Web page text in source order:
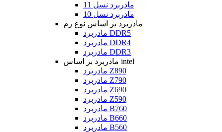
مادربرد نسل 11
مادربرد نسل 10
مادربرد بر اساس نوع رم
مادربرد DDR5
مادربرد DDR4
مادربرد DDR3
مادربرد بر اساس intel
مادربرد Z890
مادربرد Z790
مادربرد Z690
مادربرد Z590
مادربرد B760
مادربرد B660
مادربرد B560